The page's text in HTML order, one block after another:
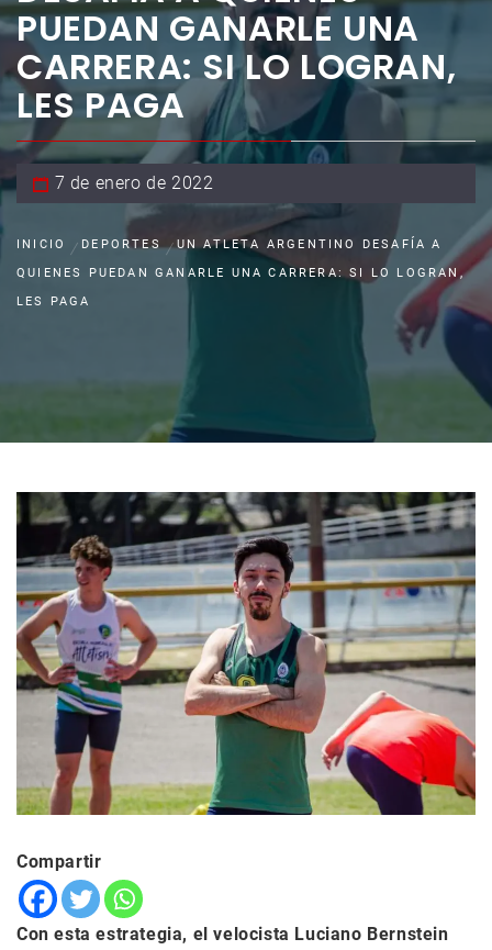
PUEDAN GANARLE UNA
CARRERA: SI LO LOGRAN,
LES PAGA
7 de enero de 2022
INICIO DEPORTES
UN ATLETA ARGENTINO DESAFÍA A
QUIENES PUEDAN GANARLE UNA CARRERA: SI LO LOGRAN,
LES PAGA
Compartir
Con esta estrategia, el velocista Luciano Bernstein